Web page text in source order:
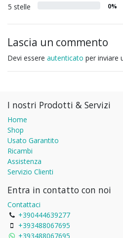
5 stelle 0%
Lascia un commento
Devi essere autenticato per inviare
I nostri Prodotti & Servizi
Home
Shop
Usato Garantito
Ricambi
Assistenza
Servizio Clienti
Entra in contatto con noi
Contattaci
+390444639277
+393488067695
+393488067695